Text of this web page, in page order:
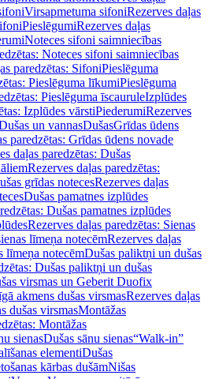
Virsapmetuma sifoniRezerves daļas
PieslēgumiRezerves daļas
Noteces sifoni saimniecības
Noteces sifoni saimniecības
paredzētas: SifoniPieslēguma
Pieslēguma līkumiPieslēguma
Pieslēguma īscauruleIzplūdes
Izplūdes vārstiPiederumiRezerves
un vannasDušasGrīdas ūdens
paredzētas: Grīdas ūdens novade
daļas paredzētas: Dušas
Rezerves daļas paredzētas:
grīdas notecesRezerves daļas
Dušas pamatnes izplūdes
Dušas pamatnes izplūdes
Rezerves daļas paredzētas: Sienas
līmeņa notecēmRezerves daļas
līmeņa notecēmDušas paliktņi un dušas
Dušas paliktņi un dušas
virsmas un Geberit Duofix
akmens dušas virsmasRezerves daļas
dušas virsmasMontāžas
Montāžas
sienasDušas sānu sienas“Walk-in”
elementiDušas
kārbas dušāmNišas